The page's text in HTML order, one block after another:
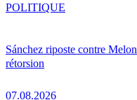
Sánchez riposte contre
rétorsion
07.08.2026
POLITIQUE